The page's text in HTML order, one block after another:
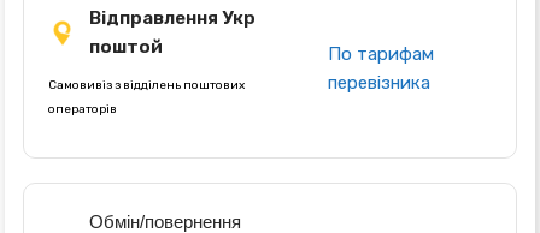
Відправлення Укр
поштой
Самовивіз з відділень поштових
операторів
По тарифам
перевізника
Обмін/повернення